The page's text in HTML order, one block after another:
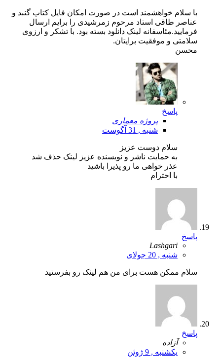
با سلام خواهشمند است در صورت امکان فایل کتاب گنبد و
عناصر طاقی استاد مرحوم زمرشیدی را برایم ارسال
فرمایید.مئاسفانه لینک دانلود بسته بود. با تشکر و ارزوی
سلامتی و موفقیت برایتان.
محسن
پاسخ
پروژه معماری
شنبه , 31 آگوست
سلام دوست عزیز
به حمایت ناشر و نویسنده عزیز لینک حذف شد
عذر خواهی ما رو پذیرا باشید
با احترام
پاسخ
Lashgari
شنبه , 20 جولای
سلام ممکن هست برای من هم لینک رو بفرستید
پاسخ
آزاده
یکشنبه , 9 ژوئن